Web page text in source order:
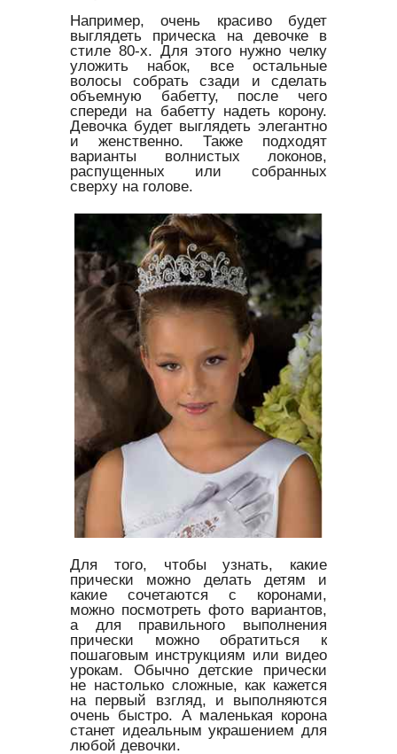
Например, очень красиво будет
выглядеть прическа на девочке в
стиле 80-х. Для этого нужно челку
уложить набок, все остальные
волосы собрать сзади и сделать
объемную бабетту, после чего
спереди на бабетту надеть корону.
Девочка будет выглядеть элегантно
и женственно. Также подходят
варианты волнистых локонов,
распущенных или собранных
сверху на голове.
Для того, чтобы узнать, какие
прически можно делать детям и
какие сочетаются с коронами,
можно посмотреть фото вариантов,
а для правильного выполнения
прически можно обратиться к
пошаговым инструкциям или видео
урокам. Обычно детские прически
не настолько сложные, как кажется
на первый взгляд, и выполняются
очень быстро. А маленькая корона
станет идеальным украшением для
любой девочки.